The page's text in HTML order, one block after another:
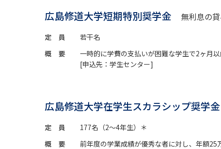
広島修道大学短期特別奨学金 無利息の
定 員
若干名
概 要
一時的に学費の支払いが困難な学生で2ヶ月
[申込先：学生センター]
広島修道大学在学生スカラシップ奨学
定 員
177名（2～4年生）＊
概 要
前年度の学業成績が優秀な者に対し、年額25